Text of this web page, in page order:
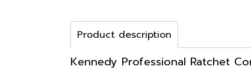
Product description
Kennedy Professional Ratchet